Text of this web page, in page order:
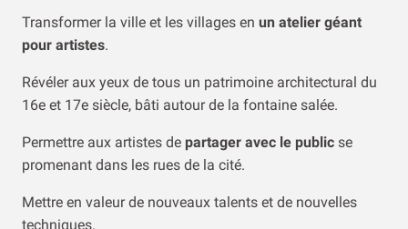
Transformer la ville et les villages en un atelier géant
pour artistes.
Révéler aux yeux de tous un patrimoine architectural du
16e et 17e siècle, bâti autour de la fontaine salée.
Permettre aux artistes de partager avec le public se
promenant dans les rues de la cité.
Mettre en valeur de nouveaux talents et de nouvelles
techniques.